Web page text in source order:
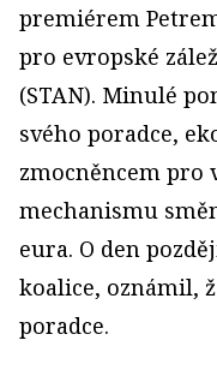
premiérem
pro evropské
(STAN). Minulé
svého poradce,
zmocněncem pro
mechanismu
eura. O den
koalice, oznámil,
poradce.